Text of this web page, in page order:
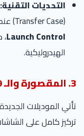
التحديات التقنية:
(Transfer Case) عند الاستخدام العنيف والمتكرر لخاصية الـ
Launch Control
الهيدروليكية.
3. المقصورة والـ iDrive 8.5/9
تأتي الموديلات
تركيز كامل على